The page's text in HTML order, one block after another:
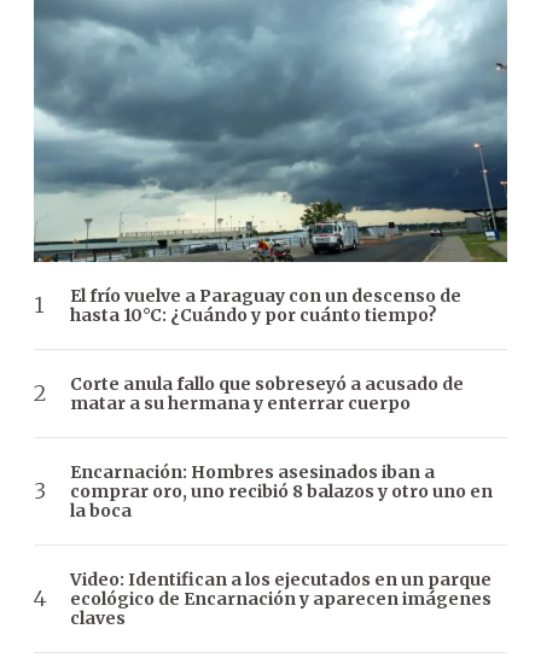
El frío vuelve a Paraguay con un descenso de
hasta 10°C: ¿Cuándo y por cuánto tiempo?
Corte anula fallo que sobreseyó a acusado de
matar a su hermana y enterrar cuerpo
Encarnación: Hombres asesinados iban a
comprar oro, uno recibió 8 balazos y otro uno en
la boca
Video: Identifican a los ejecutados en un parque
ecológico de Encarnación y aparecen imágenes
claves